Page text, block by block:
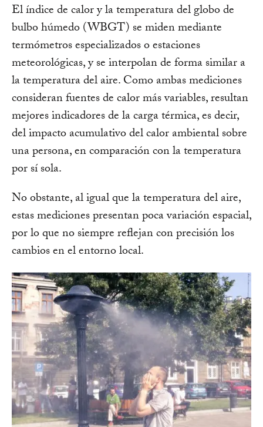
El índice de calor y la temperatura del globo de
bulbo húmedo (WBGT) se miden mediante
termómetros especializados o estaciones
meteorológicas, y se interpolan de forma similar a
la temperatura del aire. Como ambas mediciones
consideran fuentes de calor más variables, resultan
mejores indicadores de la carga térmica, es decir,
del impacto acumulativo del calor ambiental sobre
una persona, en comparación con la temperatura
por sí sola.
No obstante, al igual que la temperatura del aire,
estas mediciones presentan poca variación espacial,
por lo que no siempre reflejan con precisión los
cambios en el entorno local.